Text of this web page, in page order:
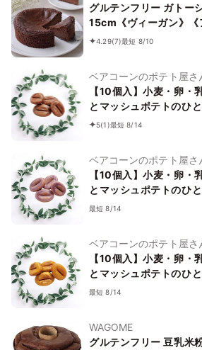
グルテンフリー ガトー
15cm《ヴィーガン》《
応》《小麦なし》《卵
4.29(7)最短 8/10
ベアコーンのポテト屋さ
【10個入】小麦・卵・
とマッシュポテトのひ
ッツ チョコレート味
5(1)最短 8/14
ベアコーンのポテト屋さ
【10個入】小麦・卵・
とマッシュポテトのひ
ッツ 魅惑の紫いも味
最短 8/14
ベアコーンのポテト屋さ
【10個入】小麦・卵・
とマッシュポテトのひ
ッツ フルーツキャロット
最短 8/14
WAGOME
グルテンフリー 豆乳米